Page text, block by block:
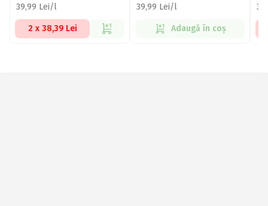
39,99 Lei/l
2 x 38,39 Lei
39,99 Lei/l
Adaugă în coș